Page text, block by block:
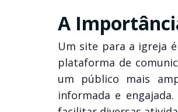
A
Um site para a igreja
plataforma de
um público mais
informada e